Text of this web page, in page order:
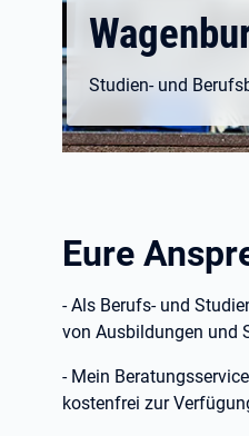
Studien- und
Eure
- Als Berufs- und
von Ausbildungen und
- Mein
kostenfrei zur